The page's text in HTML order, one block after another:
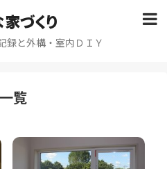
づくり
録と外構・室内ＤＩＹ
一覧